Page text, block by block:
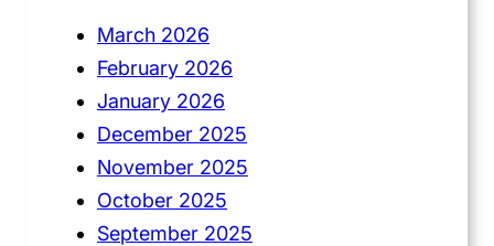
March 2026
February 2026
January 2026
December 2025
November 2025
October 2025
September 2025